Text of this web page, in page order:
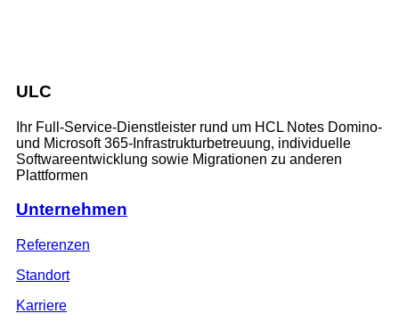
ULC
Ihr Full-Service-Dienstleister rund um HCL Notes Domino-
und Microsoft 365-Infrastrukturbetreuung, individuelle
Softwareentwicklung sowie Migrationen zu anderen
Plattformen
Unternehmen
Referenzen
Standort
Karriere